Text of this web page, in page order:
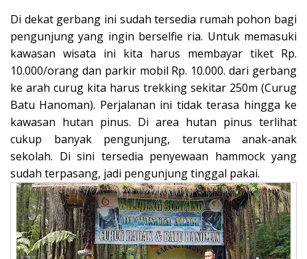
Di dekat gerbang ini sudah tersedia rumah pohon bagi
pengunjung yang ingin berselfie ria. Untuk memasuki
kawasan wisata ini kita harus membayar tiket Rp.
10.000/orang dan parkir mobil Rp. 10.000. dari gerbang
ke arah curug kita harus trekking sekitar 250m (Curug
Batu Hanoman). Perjalanan ini tidak terasa hingga ke
kawasan hutan pinus. Di area hutan pinus terlihat
cukup banyak pengunjung, terutama anak-anak
sekolah. Di sini tersedia penyewaan hammock yang
sudah terpasang, jadi pengunjung tinggal pakai.